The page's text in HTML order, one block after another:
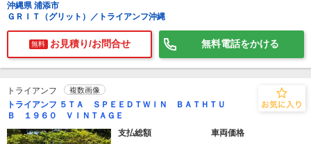
沖縄県 浦添市
ＧＲＩＴ（グリット）／トライアンフ沖縄
無料 お見積り/お問合せ 無料電話をかける
トライアンフ 複数画像
トライアンフ ５ＴＡ ＳＰＥＥＤＴＷＩＮ ＢＡＴＨＴＵ
Ｂ １９６０ ＶＩＮＴＡＧＥ
支払総額
車両価格